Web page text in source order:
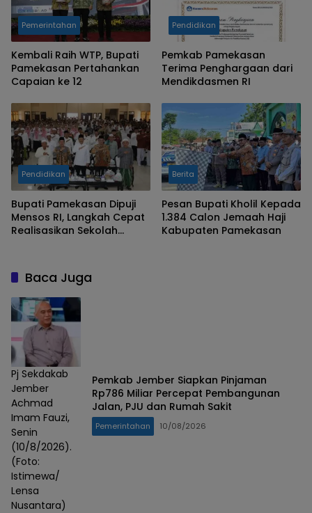
Pemerintahan
Kembali Raih WTP, Bupati
Pamekasan Pertahankan
Capaian ke 12
Pendidikan
Pemkab Pamekasan
Terima Penghargaan dari
Mendikdasmen RI
Pendidikan
Bupati Pamekasan Dipuji
Mensos RI, Langkah Cepat
Realisasikan Sekolah
Berita
Pesan Bupati Kholil Kepada
1.384 Calon Jemaah Haji
Kabupaten Pamekasan
Baca Juga
Pj Sekdakab
Jember
Achmad
Imam Fauzi,
Senin
(10/8/2026).
(Foto:
Istimewa/
Lensa
Nusantara)
Pemkab Jember Siapkan Pinjaman
Rp786 Miliar Percepat Pembangunan
Jalan, PJU dan Rumah Sakit
Pemerintahan 10/08/2026